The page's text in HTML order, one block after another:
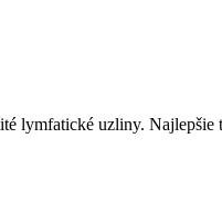
lymfatické uzliny. Najlepšie